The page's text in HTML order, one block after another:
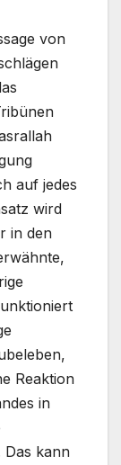
von
auf jedes
wird
in den
Reaktion
in
Das kann